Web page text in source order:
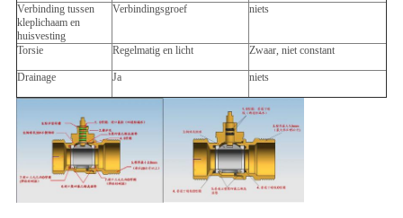
Verbinding tussen
kleplichaam en
huisvesting
Verbindingsgroef niets
Torsie Regelmatig en licht Zwaar, niet constant
Drainage Ja niets